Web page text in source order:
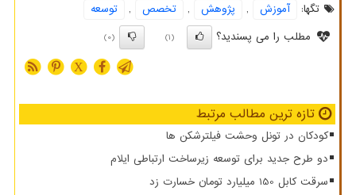
تگها:
آموزش , پژوهش , تخصص ,
توسعه
مطلب را می پسندید؟
(1)
(0)
X
تازه ترین مطالب مرتبط
کودکان در تونل وحشت فیلترشکن ها
دو طرح جدید برای توسعه زیرساخت ارتباطی ایلام
سرقت کابل 150 میلیارد تومان خسارت زد